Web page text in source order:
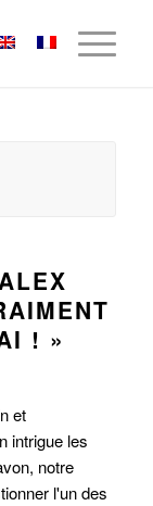
! »
et
intrigue les
notre
l'un des